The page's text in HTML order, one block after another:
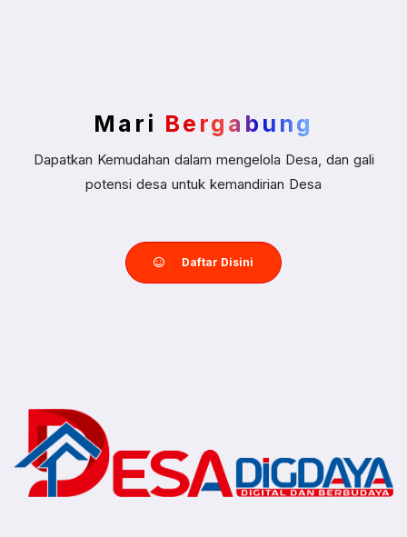
Mari Bergabung
Dapatkan Kemudahan dalam mengelola Desa, dan gali
potensi desa untuk kemandirian Desa
Daftar Disini